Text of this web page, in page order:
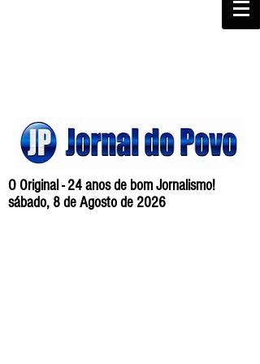
O Original - 24 anos de bom Jornalismo!
sábado, 8 de Agosto de 2026